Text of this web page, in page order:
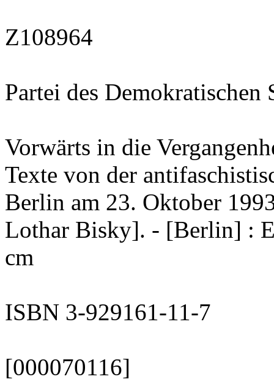
Z108964
Partei des Demokratischen
Vorwärts in die
Texte von der
Berlin am 23. Oktober
Lothar Bisky]. - [Berlin] :
cm
ISBN 3-929161-11-7
[000070116]